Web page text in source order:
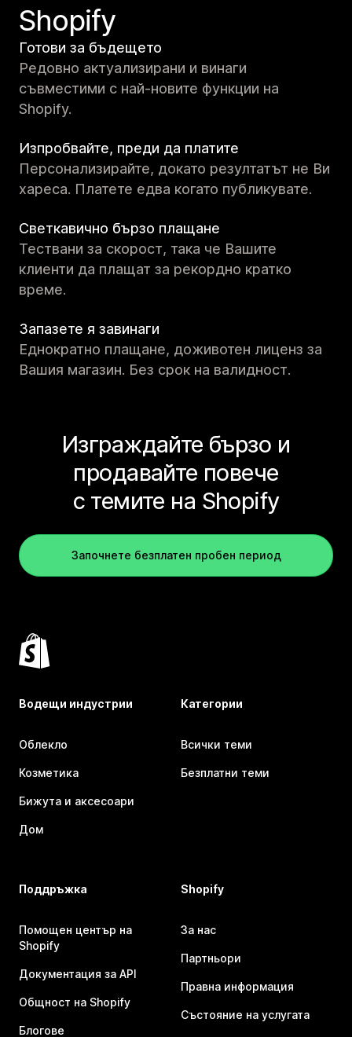
Shopify
Готови за бъдещето
Редовно актуализирани и винаги
съвместими с най-новите функции на
Shopify.
Изпробвайте, преди да платите
Персонализирайте, докато резултатът не Ви
хареса. Платете едва когато публикувате.
Светкавично бързо плащане
Тествани за скорост, така че Вашите
клиенти да плащат за рекордно кратко
време.
Запазете я завинаги
Еднократно плащане, доживотен лиценз за
Вашия магазин. Без срок на валидност.
Изграждайте бързо и
продавайте повече
с темите на Shopify
Започнете безплатен пробен период
Водещи индустрии
Облекло
Козметика
Бижута и аксесоари
Дом
Категории
Всички теми
Безплатни теми
Поддръжка
Помощен център на
Shopify
Документация за API
Общност на Shopify
Блогове
Shopify
За нас
Партньори
Правна информация
Състояние на услугата